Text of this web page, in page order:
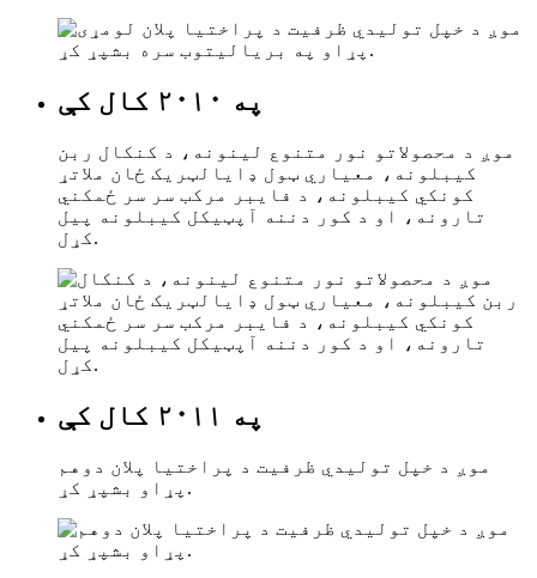
په ۲۰۱۰ کال کې
موږ د محصولاتو نور متنوع لینونه، د کنکال ربن
کیبلونه، معیاري ټول ډایالټریک ځان ملاتړ
کونکي کیبلونه، د فایبر مرکب سر سر ځمکني
تارونه، او د کور دننه آپټیکل کیبلونه پیل
کړل.
په ۲۰۱۱ کال کې
موږ د خپل تولیدي ظرفیت د پراختیا پلان دوهم
پړاو بشپړ کړ.